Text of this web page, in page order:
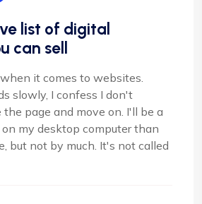
list of digital
can sell
it comes to websites.
slowly, I confess I don't
page and move on. I'll be a
my desktop computer than
but not by much. It's not called